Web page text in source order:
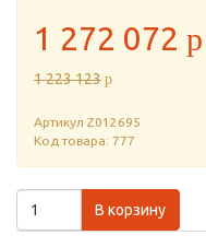
1 272 072 p
1 223 123 p
Артикул Z012695
Код товара: 777
В корзину